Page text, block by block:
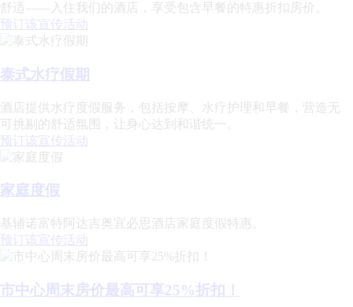
舒适——入住我们的酒店，享受包含早餐的特惠折扣房价。
预订该宣传活动
泰式水疗假期
酒店提供水疗度假服务，包括按摩、水疗护理和早餐，营造无
可挑剔的舒适氛围，让身心达到和谐统一。
预订该宣传活动
家庭度假
基辅诺富特阿达吉奥宜必思酒店家庭度假特惠。
预订该宣传活动
市中心周末房价最高可享25%折扣！